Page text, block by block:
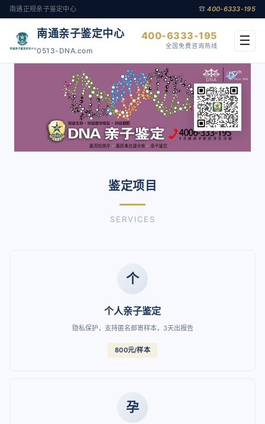
南通正规亲子鉴定中心 ☎400-6333-195
南通亲子鉴定中心
0513-DNA.com
400-6333-195
全国免费咨询热线 ☰
鉴定项目
SERVICES
个
个人亲子鉴定
隐私保护，支持匿名邮寄样本，3天出报告
800元/样本
孕